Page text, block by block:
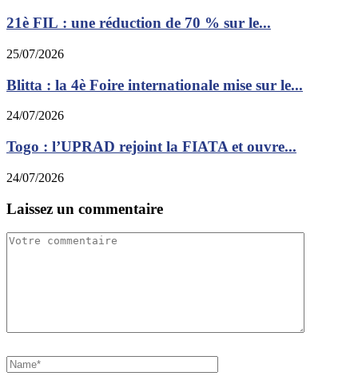
21è FIL : une réduction de 70 % sur le...
25/07/2026
Blitta : la 4è Foire internationale mise sur le...
24/07/2026
Togo : l’UPRAD rejoint la FIATA et ouvre...
24/07/2026
Laissez un commentaire